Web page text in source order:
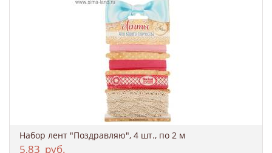
Набор лент "Поздравляю", 4 шт., по 2 м
5,83 руб.